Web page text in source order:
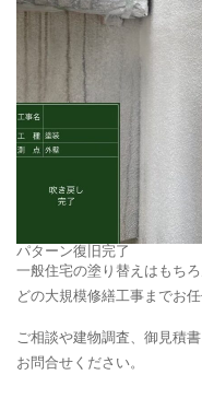
パターン復旧完了
一般住宅の塗り替えはもち
どの大規模修繕工事までお任
ご相談や建物調査、御見積
お問合せください。